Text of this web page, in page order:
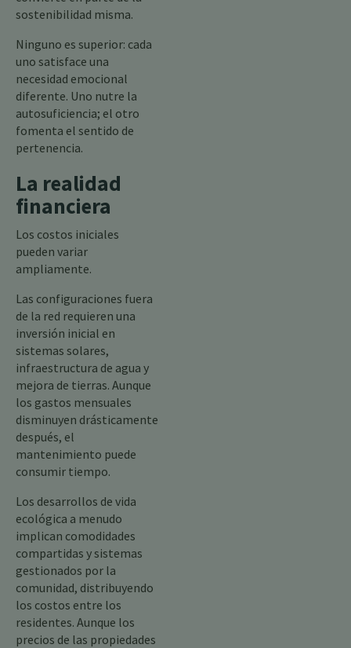
sostenibilidad misma.
Ninguno es superior: cada
uno satisface una
necesidad emocional
diferente. Uno nutre la
autosuficiencia; el otro
fomenta el sentido de
pertenencia.
La realidad
financiera
Los costos iniciales
pueden variar
ampliamente.
Las configuraciones fuera
de la red requieren una
inversión inicial en
sistemas solares,
infraestructura de agua y
mejora de tierras. Aunque
los gastos mensuales
disminuyen drásticamente
después, el
mantenimiento puede
consumir tiempo.
Los desarrollos de vida
ecológica a menudo
implican comodidades
compartidas y sistemas
gestionados por la
comunidad, distribuyendo
los costos entre los
residentes. Aunque los
precios de las propiedades